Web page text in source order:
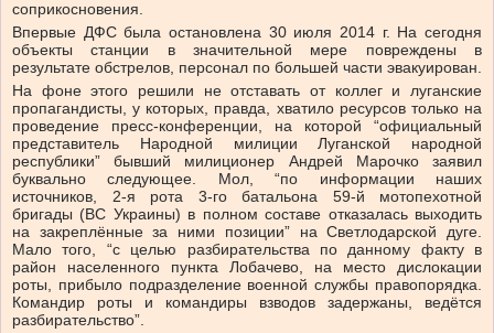
соприкосновения.
Впервые ДФС была остановлена 30 июля 2014 г. На сегодня
объекты станции в значительной мере повреждены в
результате обстрелов, персонал по большей части эвакуирован.
На фоне этого решили не отставать от коллег и луганские
пропагандисты, у которых, правда, хватило ресурсов только на
проведение пресс-конференции, на которой “официальный
представитель Народной милиции Луганской народной
республики” бывший милиционер Андрей Марочко заявил
буквально следующее. Мол, “по информации наших
источников, 2-я рота 3-го батальона 59-й мотопехотной
бригады (ВС Украины) в полном составе отказалась выходить
на закреплённые за ними позиции” на Светлодарской дуге.
Мало того, “с целью разбирательства по данному факту в
район населенного пункта Лобачево, на место дислокации
роты, прибыло подразделение военной службы правопорядка.
Командир роты и командиры взводов задержаны, ведётся
разбирательство”.